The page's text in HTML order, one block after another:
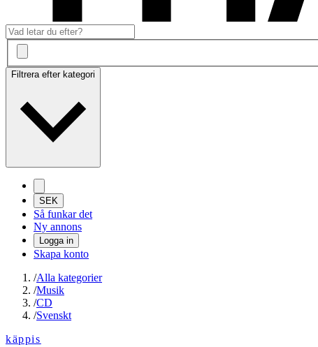
Filtrera efter kategori
SEK
Så funkar det
Ny annons
Logga in
Skapa konto
/Alla kategorier
/Musik
/CD
/Svenskt
käppis